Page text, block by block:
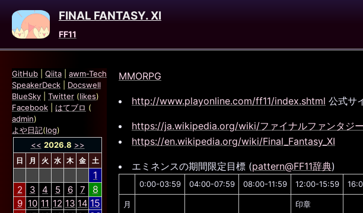
FINAL FANTASY. XI
FF11
MMORPG
http://www.playonline.com/ff11/index.shtml 公式サ
https://ja.wikipedia.org/wiki/ファイナルファンタジ
https://en.wikipedia.org/wiki/Final_Fantasy_XI
エミネンスの期間限定目標 (pattern@FF11辞典)
0:00-03:59 04:00-07:59 08:00-11:59 12:00-15:59
月 印章
GitHub Qiita
awm-Tech
SpeakerDeck
Docswell
BlueSky
Twitter (likes)
Facebook
はてブロ (
admin)
よや日記(log)
<< 2026.8 >>
日 月 火 水 木 金 土
1
2 3 4 5 6 7 8
9 10 11 12 13 14 15